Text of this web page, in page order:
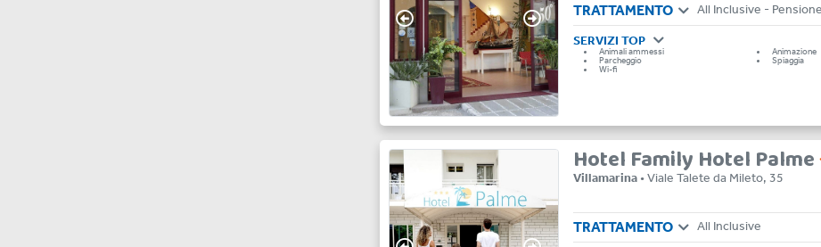
TRATTAMENTO
SERVIZI TOP
Animali ammessi Animazione
Parcheggio Spiaggia
Wi-fi
Hotel Family Hotel Palme
Villamarina • Viale Talete da Mileto, 35
TRATTAMENTO All Inclusive